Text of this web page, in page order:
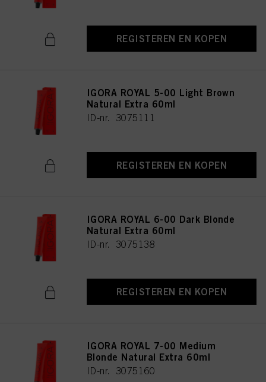
REGISTEREN EN KOPEN
IGORA ROYAL 5-00 Light Brown
Natural Extra 60ml
ID-nr. 3075111
REGISTEREN EN KOPEN
IGORA ROYAL 6-00 Dark Blonde
Natural Extra 60ml
ID-nr. 3075138
REGISTEREN EN KOPEN
IGORA ROYAL 7-00 Medium
Blonde Natural Extra 60ml
ID-nr. 3075160